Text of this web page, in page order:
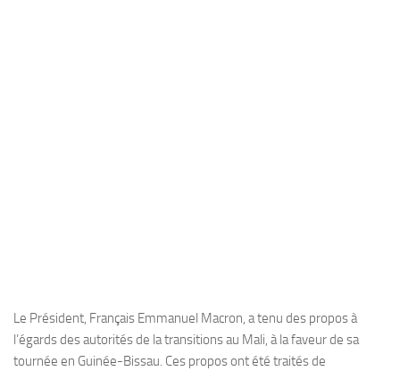
Le Président, Français Emmanuel Macron, a tenu des propos à
l’égards des autorités de la transitions au Mali, à la faveur de sa
tournée en Guinée-Bissau. Ces propos ont été traités de